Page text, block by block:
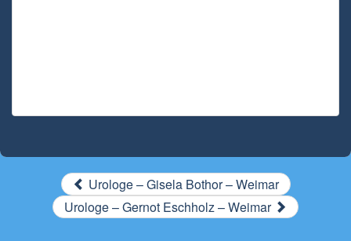
Urologe – Gisela Bothor – Weimar
Urologe – Gernot Eschholz – Weimar